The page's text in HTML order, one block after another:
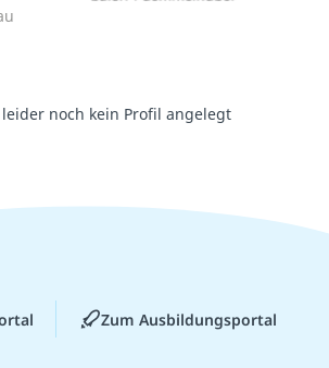
noch kein Profil angelegt
Zum Ausbildungsportal